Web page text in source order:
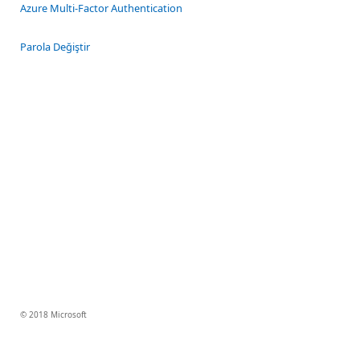
Azure Multi-Factor Authentication
Parola Değiştir
© 2018 Microsoft